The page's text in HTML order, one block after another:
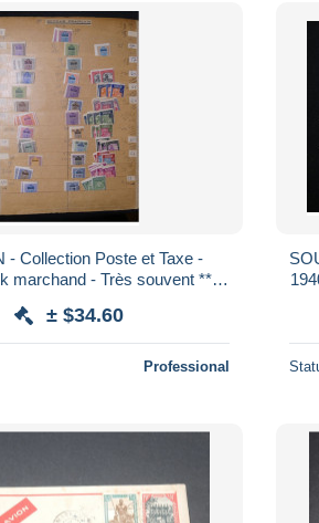
- Collection Poste et Taxe -
marchand - Très souvent ** -
± $34.60
Professional